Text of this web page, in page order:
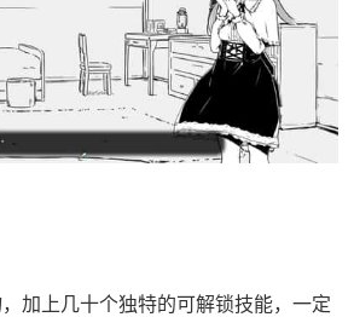
加上几十个独特的可解锁技能，一定